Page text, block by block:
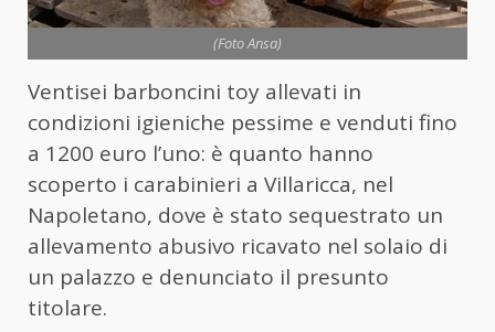
(Foto Ansa)
Ventisei barboncini toy allevati in
condizioni igieniche pessime e venduti fino
a 1200 euro l’uno: è quanto hanno
scoperto i carabinieri a Villaricca, nel
Napoletano, dove è stato sequestrato un
allevamento abusivo ricavato nel solaio di
un palazzo e denunciato il presunto
titolare.